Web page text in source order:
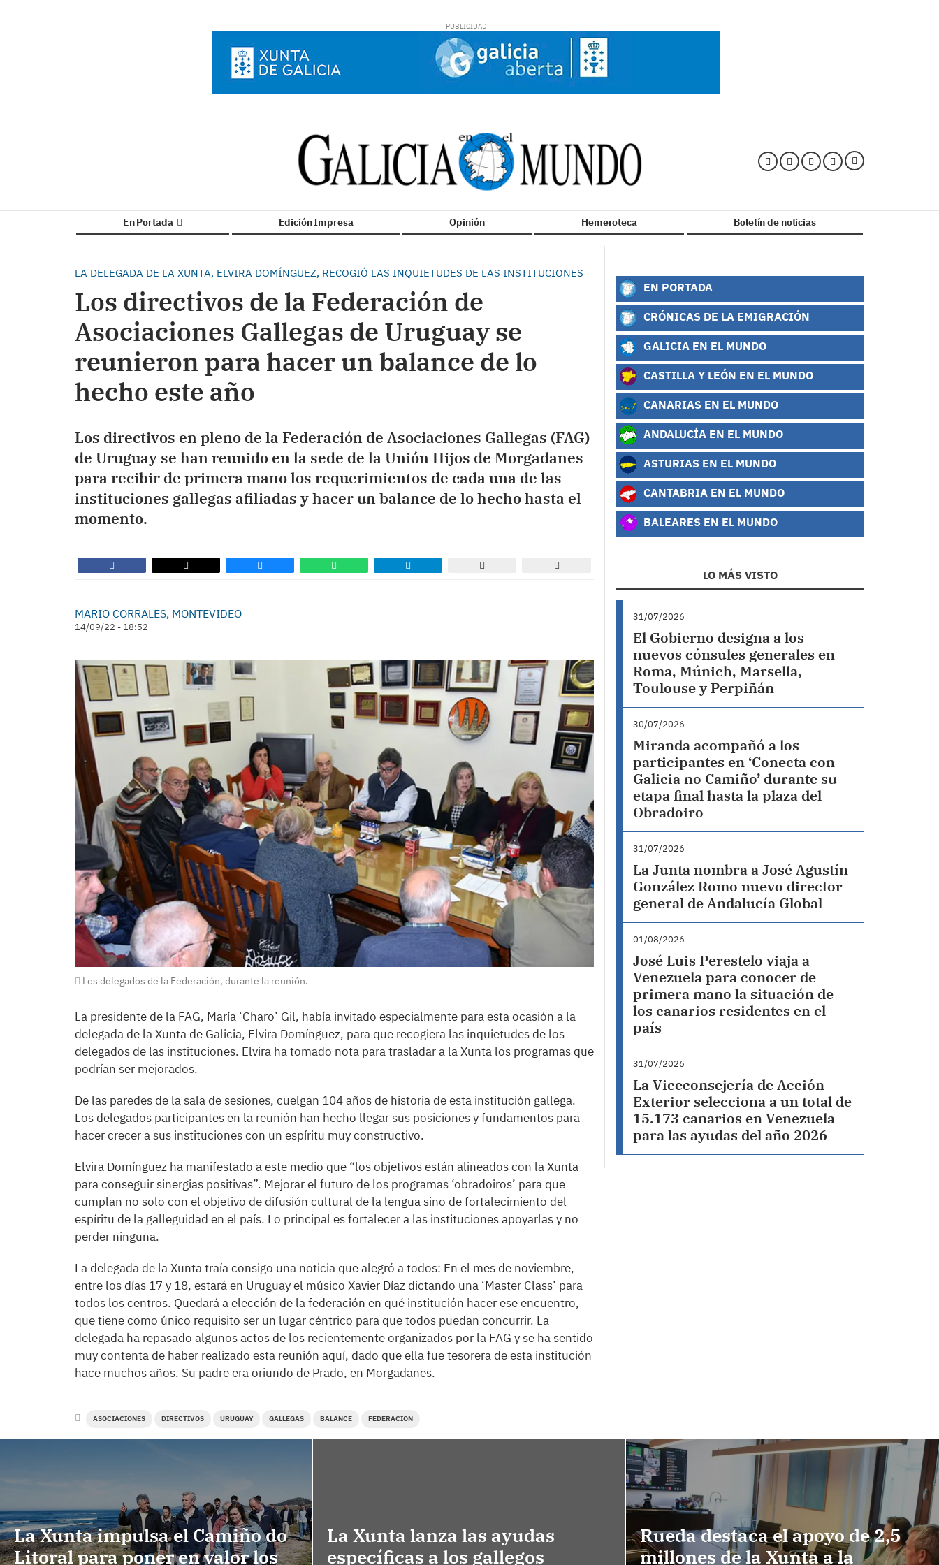
En Portada Edición Impresa Opinión Hemeroteca Boletín de noticias
LA DELEGADA DE LA XUNTA, ELVIRA DOMÍNGUEZ, RECOGIÓ LAS INQUIETUDES DE LAS INSTITUCIONES
Los directivos de la Federación de
Asociaciones Gallegas de Uruguay se
reunieron para hacer un balance de lo
hecho este año
Los directivos en pleno de la Federación de Asociaciones Gallegas (FAG)
de Uruguay se han reunido en la sede de la Unión Hijos de Morgadanes
para recibir de primera mano los requerimientos de cada una de las
instituciones gallegas afiliadas y hacer un balance de lo hecho hasta el
momento.
MARIO CORRALES, MONTEVIDEO
14/09/22 - 18:52
Los delegados de la Federación, durante la reunión.
La presidente de la FAG, María ‘Charo’ Gil, había invitado especialmente para esta ocasión a la
delegada de la Xunta de Galicia, Elvira Domínguez, para que recogiera las inquietudes de los
delegados de las instituciones. Elvira ha tomado nota para trasladar a la Xunta los programas que
podrían ser mejorados.
De las paredes de la sala de sesiones, cuelgan 104 años de historia de esta institución gallega.
Los delegados participantes en la reunión han hecho llegar sus posiciones y fundamentos para
hacer crecer a sus instituciones con un espíritu muy constructivo.
Elvira Domínguez ha manifestado a este medio que “los objetivos están alineados con la Xunta
para conseguir sinergias positivas”. Mejorar el futuro de los programas ‘obradoiros’ para que
cumplan no solo con el objetivo de difusión cultural de la lengua sino de fortalecimiento del
espíritu de la galleguidad en el país. Lo principal es fortalecer a las instituciones apoyarlas y no
perder ninguna.
La delegada de la Xunta traía consigo una noticia que alegró a todos: En el mes de noviembre,
entre los días 17 y 18, estará en Uruguay el músico Xavier Díaz dictando una ‘Master Class’ para
todos los centros. Quedará a elección de la federación en qué institución hacer ese encuentro,
que tiene como único requisito ser un lugar céntrico para que todos puedan concurrir. La
delegada ha repasado algunos actos de los recientemente organizados por la FAG y se ha sentido
muy contenta de haber realizado esta reunión aquí, dado que ella fue tesorera de esta institución
hace muchos años. Su padre era oriundo de Prado, en Morgadanes.
ASOCIACIONES DIRECTIVOS URUGUAY GALLEGAS BALANCE FEDERACION
EN PORTADA
CRÓNICAS DE LA EMIGRACIÓN
GALICIA EN EL MUNDO
CASTILLA Y LEÓN EN EL MUNDO
CANARIAS EN EL MUNDO
ANDALUCÍA EN EL MUNDO
ASTURIAS EN EL MUNDO
CANTABRIA EN EL MUNDO
BALEARES EN EL MUNDO
LO MÁS VISTO
31/07/2026
El Gobierno designa a los
nuevos cónsules generales en
Roma, Múnich, Marsella,
Toulouse y Perpiñán
30/07/2026
Miranda acompañó a los
participantes en ‘Conecta con
Galicia no Camiño’ durante su
etapa final hasta la plaza del
Obradoiro
31/07/2026
La Junta nombra a José Agustín
González Romo nuevo director
general de Andalucía Global
01/08/2026
José Luis Perestelo viaja a
Venezuela para conocer de
primera mano la situación de
los canarios residentes en el
país
31/07/2026
La Viceconsejería de Acción
Exterior selecciona a un total de
15.173 canarios en Venezuela
para las ayudas del año 2026
La Xunta impulsa el Camiño do
Litoral para poner en valor los
La Xunta lanza las ayudas
específicas a los gallegos
Rueda destaca el apoyo de 2,5
millones de la Xunta a la